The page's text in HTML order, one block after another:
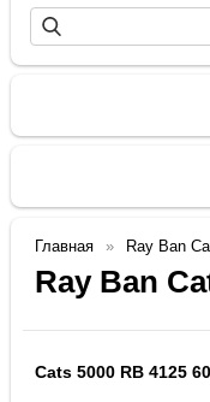
Главная Ray Ban
Ray Ban
Cats 5000 RB 4125